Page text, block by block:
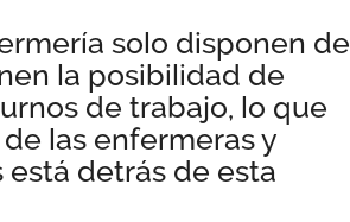
solo disponen de
la posibilidad de
de trabajo, lo que
las enfermeras y
detrás de esta